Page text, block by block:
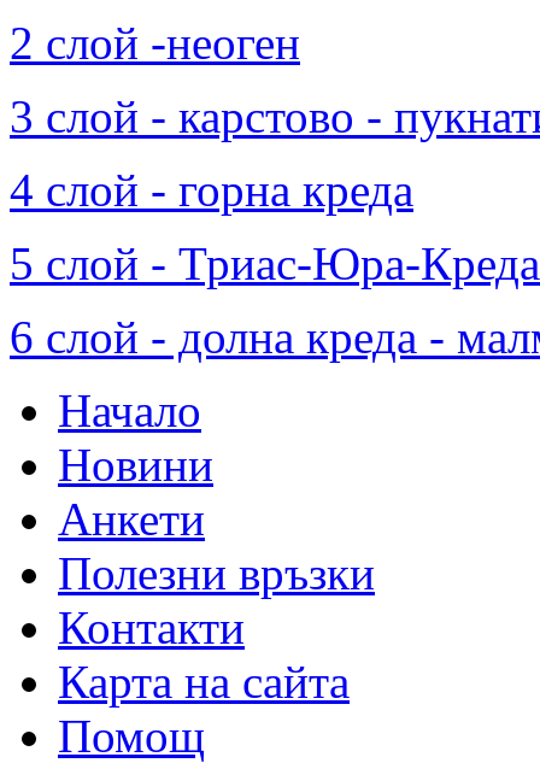
2 слой -неоген
3 слой - карстово -
4 слой - горна креда
5 слой - Триас-Юра-Креда
6 слой - долна креда -
Начало
Новини
Анкети
Полезни връзки
Контакти
Карта на сайта
Помощ